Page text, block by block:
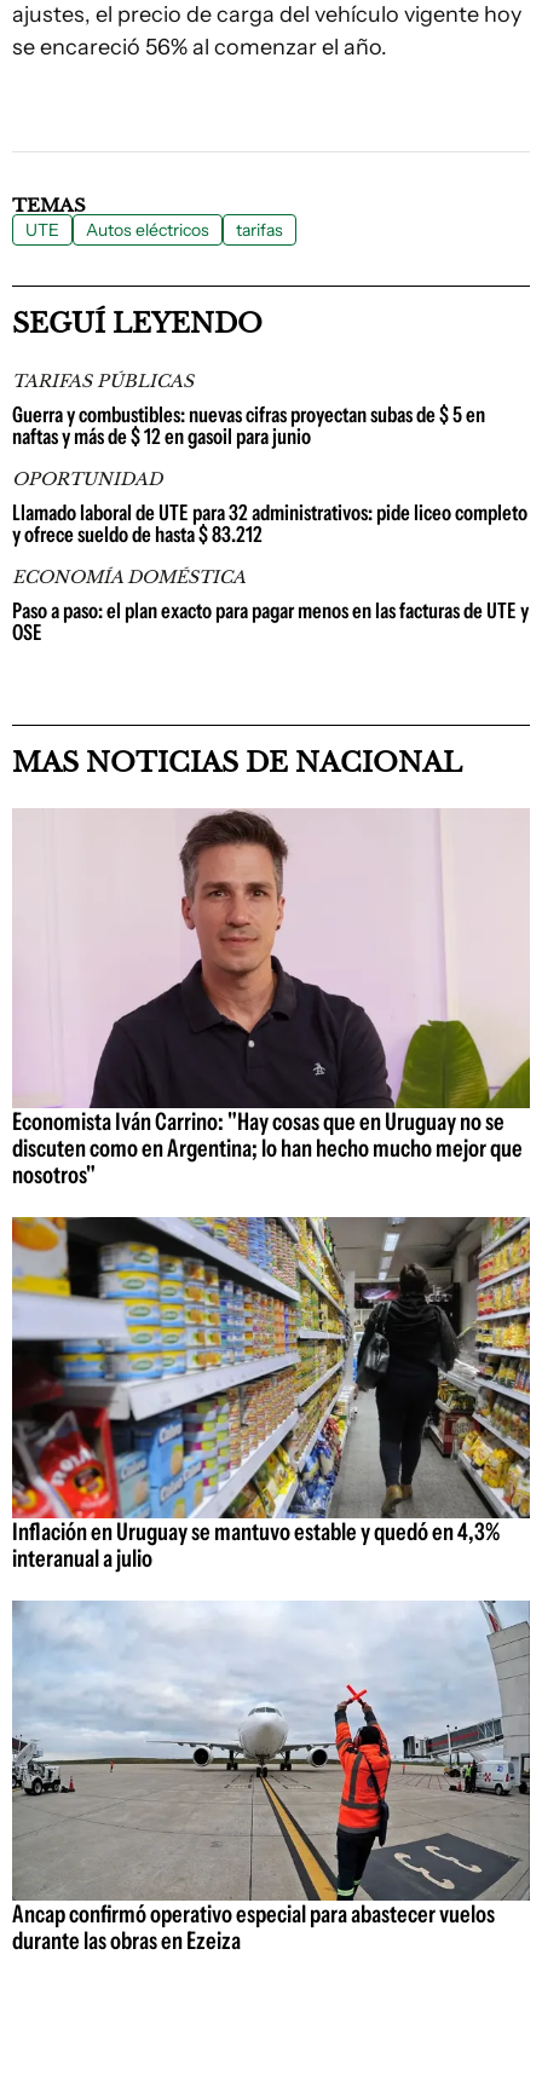
ajustes, el precio de carga del vehículo vigente hoy
se encareció 56% al comenzar el año.
TEMAS
UTE Autos eléctricos tarifas
SEGUÍ LEYENDO
TARIFAS PÚBLICAS
Guerra y combustibles: nuevas cifras proyectan subas de $ 5 en
naftas y más de $ 12 en gasoil para junio
OPORTUNIDAD
Llamado laboral de UTE para 32 administrativos: pide liceo completo
y ofrece sueldo de hasta $ 83.212
ECONOMÍA DOMÉSTICA
Paso a paso: el plan exacto para pagar menos en las facturas de UTE y
OSE
MAS NOTICIAS DE NACIONAL
Economista Iván Carrino: "Hay cosas que en Uruguay no se
discuten como en Argentina; lo han hecho mucho mejor que
nosotros"
Inflación en Uruguay se mantuvo estable y quedó en 4,3%
interanual a julio
Ancap confirmó operativo especial para abastecer vuelos
durante las obras en Ezeiza